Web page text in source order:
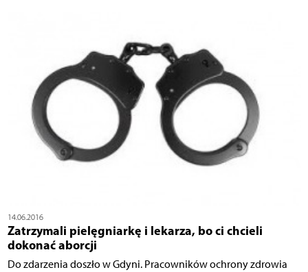
14.06.2016
Zatrzymali pielęgniarkę i lekarza, bo ci chcieli
dokonać aborcji
Do zdarzenia doszło w Gdyni. Pracowników ochrony zdrowia